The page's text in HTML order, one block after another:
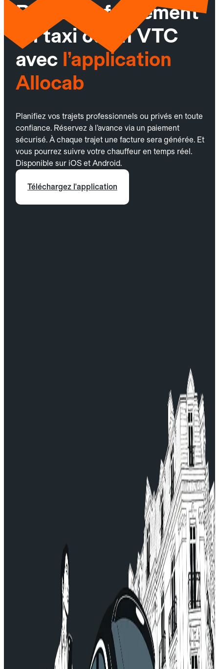
Réservez facilement
un taxi ou un VTC
avec l’application
Allocab
Planifiez vos trajets professionnels ou privés en toute
confiance. Réservez à l’avance via un paiement
sécurisé. À chaque trajet une facture sera générée. Et
vous pourrez suivre votre chauffeur en temps réel.
Disponible sur iOS et Android.
Téléchargez l'application